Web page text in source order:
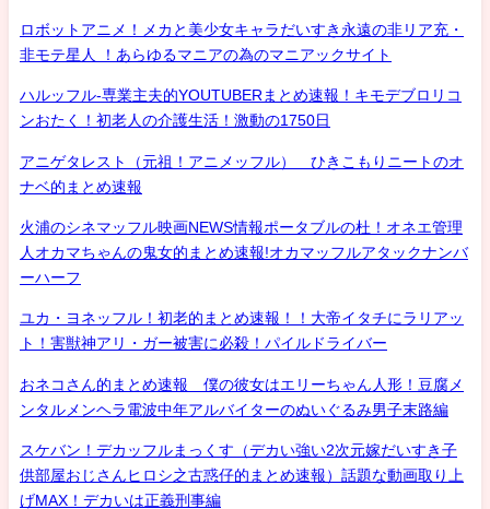
ロボットアニメ！メカと美少女キャラだいすき永遠の非リア充・
非モテ星人 ！あらゆるマニアの為のマニアックサイト
ハルッフル-専業主夫的YOUTUBERまとめ速報！キモデブロリコ
ンおたく！初老人の介護生活！激動の1750日
アニゲタレスト（元祖！アニメッフル） ひきこもりニートのオ
ナベ的まとめ速報
火浦のシネマッフル映画NEWS情報ポータブルの杜！オネエ管理
人オカマちゃんの鬼女的まとめ速報!オカマッフルアタックナンバ
ーハーフ
ユカ・ヨネッフル！初老的まとめ速報！！大帝イタチにラリアッ
ト！害獣神アリ・ガー被害に必殺！パイルドライバー
おネコさん的まとめ速報 僕の彼女はエリーちゃん人形！豆腐メ
ンタルメンヘラ電波中年アルバイターのぬいぐるみ男子末路編
スケバン！デカッフルまっくす（デカい強い2次元嫁だいすき子
供部屋おじさんヒロシ之古惑仔的まとめ速報）話題な動画取り上
げMAX！デカいは正義刑事編